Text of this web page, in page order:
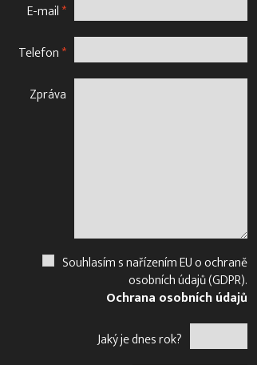
E-mail*
Telefon*
Zpráva
Souhlasím s nařízením EU o ochraně
osobních údajů (GDPR).
Ochrana osobních údajů
Jaký je dnes rok?